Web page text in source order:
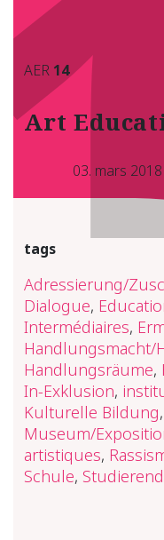
AER 14
Art
03. mars 2018
tags
Adressierung/
Dialogue,
Intermédiaires,
Handlungsmacht/
Handlungsräume,
In-Exklusion,
Kulturelle Bildung,
Museum/
artistiques,
Schule,